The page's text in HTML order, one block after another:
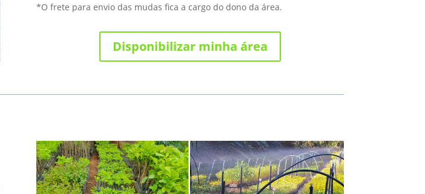
*O frete para envio das mudas fica a cargo do dono da área.
Disponibilizar minha área